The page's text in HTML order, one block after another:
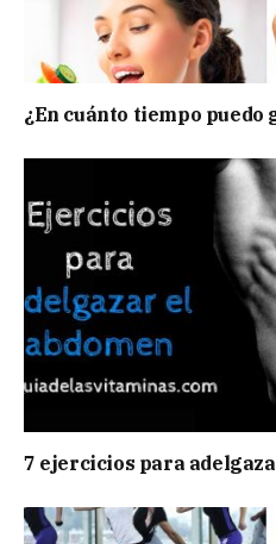
¿En cuánto tiempo puedo
7 ejercicios para